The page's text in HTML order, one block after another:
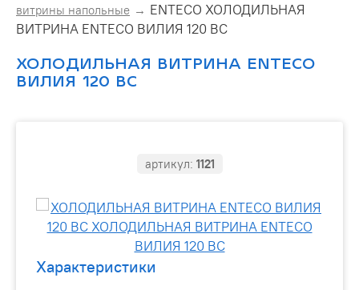
витрины напольные
ENTECO ХОЛОДИЛЬНАЯ
ВИТРИНА ENTECO ВИЛИЯ 120 ВС
ХОЛОДИЛЬНАЯ ВИТРИНА ENTECO
ВИЛИЯ 120 ВС
артикул: 1121
Характеристики